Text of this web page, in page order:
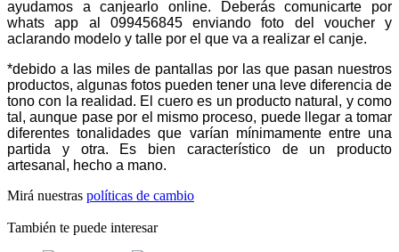
ayudamos a canjearlo online. Deberás comunicarte por
whats app al 099456845 enviando foto del voucher y
aclarando modelo y talle por el que va a realizar el canje.
*debido a las miles de pantallas por las que pasan nuestros
productos, algunas fotos pueden tener una leve diferencia de
tono con la realidad. El cuero es un producto natural, y como
tal, aunque pase por el mismo proceso, puede llegar a tomar
diferentes tonalidades que varían mínimamente entre una
partida y otra. Es bien característico de un producto
artesanal, hecho a mano.
Mirá nuestras políticas de cambio
También te puede interesar